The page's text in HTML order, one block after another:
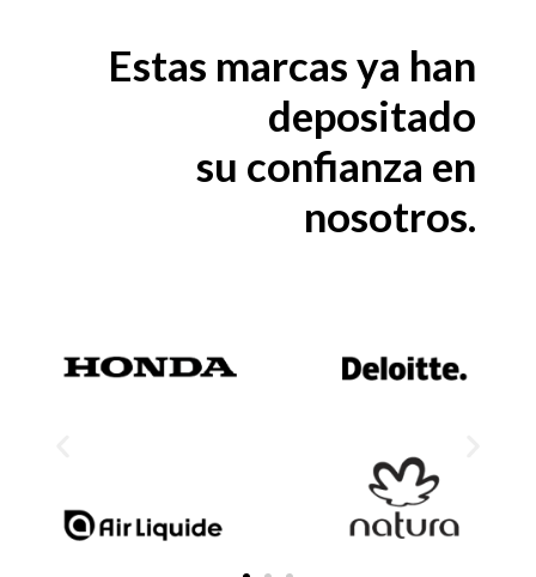
Estas marcas ya han
depositado
su confianza en
nosotros.